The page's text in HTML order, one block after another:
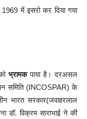
में इसरो कर दिया गया
भ्रामकपाया है। दरअसल
समिति (INCOSPAR) के
भारत सरकार(जवाहरलाल
डॉ. विक्रम साराभाई ने की